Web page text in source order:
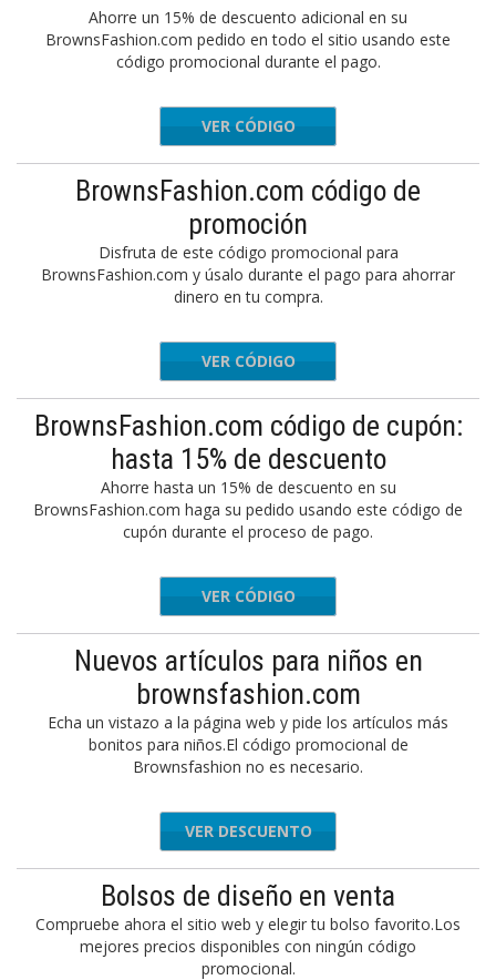
Ahorre un 15% de descuento adicional en su
BrownsFashion.com pedido en todo el sitio usando este
código promocional durante el pago.
-5STL3L
VER CÓDIGO
BrownsFashion.com código de
promoción
Disfruta de este código promocional para
BrownsFashion.com y úsalo durante el pago para ahorrar
dinero en tu compra.
-5E53J3
VER CÓDIGO
BrownsFashion.com código de cupón:
hasta 15% de descuento
Ahorre hasta un 15% de descuento en su
BrownsFashion.com haga su pedido usando este código de
cupón durante el proceso de pago.
-43Z62K
VER CÓDIGO
Nuevos artículos para niños en
brownsfashion.com
Echa un vistazo a la página web y pide los artículos más
bonitos para niños.El código promocional de
Brownsfashion no es necesario.
VER DESCUENTO
Bolsos de diseño en venta
Compruebe ahora el sitio web y elegir tu bolso favorito.Los
mejores precios disponibles con ningún código
promocional.